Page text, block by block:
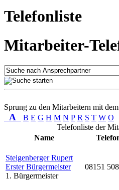
Telefonliste
Mitarbeiter-
Sprung zu den Mitarbeitern mit
A B E G H M N P R S T W O
Telefonliste der
Name
Steigenberger Rupert
Erster Bürgermeister
1. Bürgermeister
08151